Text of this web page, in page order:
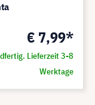
€ 7,99*
Lieferzeit 3-8
Werktage